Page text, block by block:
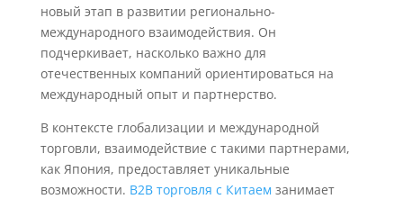
новый этап в развитии регионально-
международного взаимодействия. Он
подчеркивает, насколько важно для
отечественных компаний ориентироваться на
международный опыт и партнерство.
В контексте глобализации и международной
торговли, взаимодействие с такими партнерами,
как Япония, предоставляет уникальные
возможности. B2B торговля с Китаем занимает